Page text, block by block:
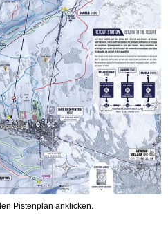
Pistenplan anklicken.